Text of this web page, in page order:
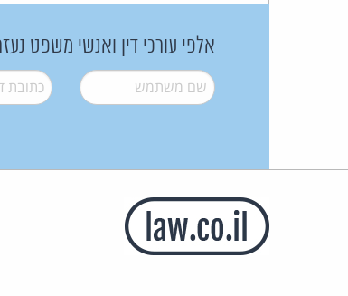
אלפי עורכי דין ואנשי משפט
שם משתמש* דואל*